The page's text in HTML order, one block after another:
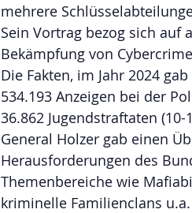
mehrere
Sein Vortrag bezog sich
Bekämpfung von
Die Fakten, im Jahr 2024
534.193 Anzeigen bei der
36.862 Jugendstraftaten
General Holzer gab einen
Herausforderungen des
Themenbereiche wie
kriminelle Familienclans